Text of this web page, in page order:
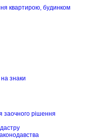
квартирою, будинком
знаки
заочного рішення